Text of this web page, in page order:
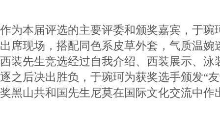
作为本届评选的主要评委和颁奖嘉宾，于琬
出席现场，搭配同色系皮草外套，气质温婉
西装先生竞选经过自我介绍、西装展示、泳
逐之后决出胜负，于琬珂为获奖选手颁发“
奖黑山共和国先生尼莫在国际文化交流中作